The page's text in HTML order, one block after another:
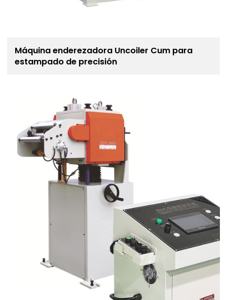
Máquina enderezadora Uncoiler Cum para
estampado de precisión